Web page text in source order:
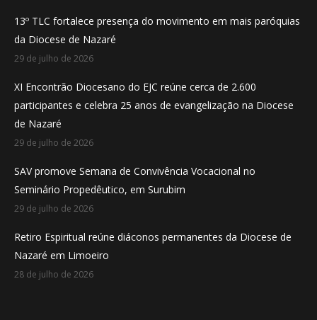
new
window
new
window
new
window
13º TLC fortalece presença do movimento em mais paróquias
da Diocese de Nazaré
29 de julho de 2026
XI Encontrão Diocesano do EJC reúne cerca de 2.600
participantes e celebra 25 anos de evangelização na Diocese
de Nazaré
29 de julho de 2026
SAV promove Semana de Convivência Vocacional no
Seminário Propedêutico, em Surubim
29 de julho de 2026
Retiro Espiritual reúne diáconos permanentes da Diocese de
Nazaré em Limoeiro
28 de julho de 2026